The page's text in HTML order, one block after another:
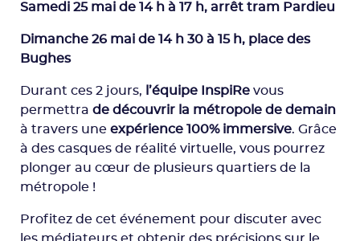
Samedi 25 mai de 14 h à 17 h, arrêt tram Pardieu
Dimanche 26 mai de 14 h 30 à 15 h, place des
Bughes
Durant ces 2 jours, l’équipe InspiRe vous
permettra de découvrir la métropole de demain
à travers une expérience 100% immersive. Grâce
à des casques de réalité virtuelle, vous pourrez
plonger au cœur de plusieurs quartiers de la
métropole !
Profitez de cet événement pour discuter avec